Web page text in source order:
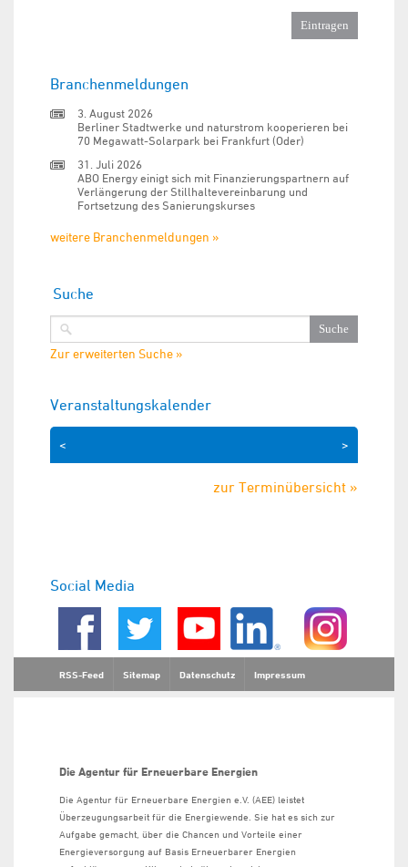
Branchenmeldungen
3. August 2026
Berliner Stadtwerke und naturstrom kooperieren bei
70 Megawatt-Solarpark bei Frankfurt (Oder)
31. Juli 2026
ABO Energy einigt sich mit Finanzierungspartnern auf
Verlängerung der Stillhaltevereinbarung und
Fortsetzung des Sanierungskurses
weitere Branchenmeldungen »
Suche
Zur erweiterten Suche »
Veranstaltungskalender
>
<
zur Terminübersicht »
Social Media
RSS-Feed Sitemap Datenschutz Impressum
Die Agentur für Erneuerbare Energien
Die Agentur für Erneuerbare Energien e.V. (AEE) leistet
Überzeugungsarbeit für die Energiewende. Sie hat es sich zur
Aufgabe gemacht, über die Chancen und Vorteile einer
Energieversorgung auf Basis Erneuerbarer Energien